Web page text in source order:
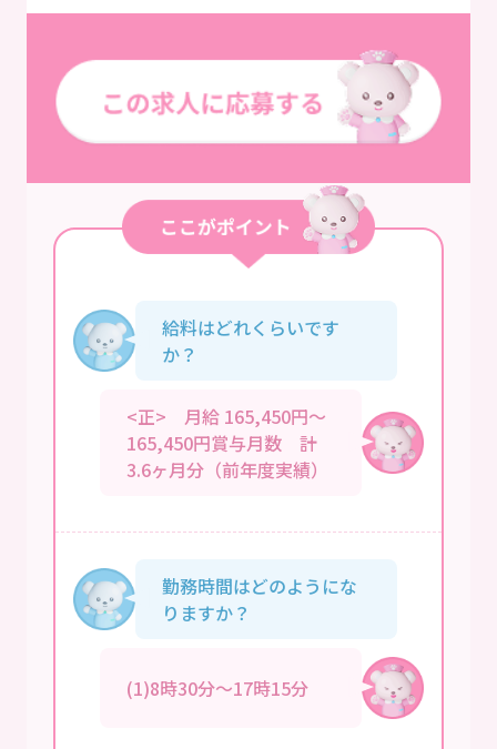
給料はどれくらいです
か？
<正> 月給 165,450円～
165,450円賞与月数 計
3.6ヶ月分（前年度実績）
勤務時間はどのようにな
りますか？
(1)8時30分～17時15分